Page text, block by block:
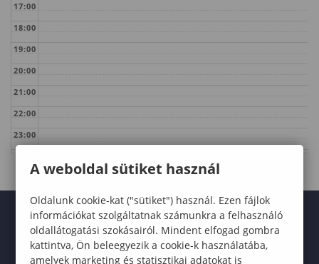
17:00
18:00
19:00
20:00
21:00
22:00
23:00
A weboldal sütiket használ
Oldalunk cookie-kat ("sütiket") használ. Ezen fájlok
információkat szolgáltatnak számunkra a felhasználó
oldallátogatási szokásairól. Mindent elfogad gombra
kattintva, Ön beleegyezik a cookie-k használatába,
amelyek marketing és statisztikai adatokat is